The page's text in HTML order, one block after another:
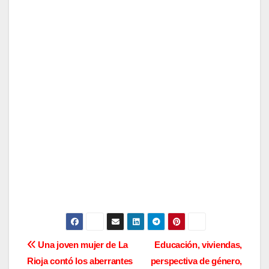
N
Educación, viviendas,
perspectiva de género,
Una joven mujer de La
Rioja contó los aberrantes